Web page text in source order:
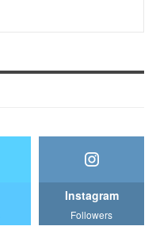
Instagram
Followers